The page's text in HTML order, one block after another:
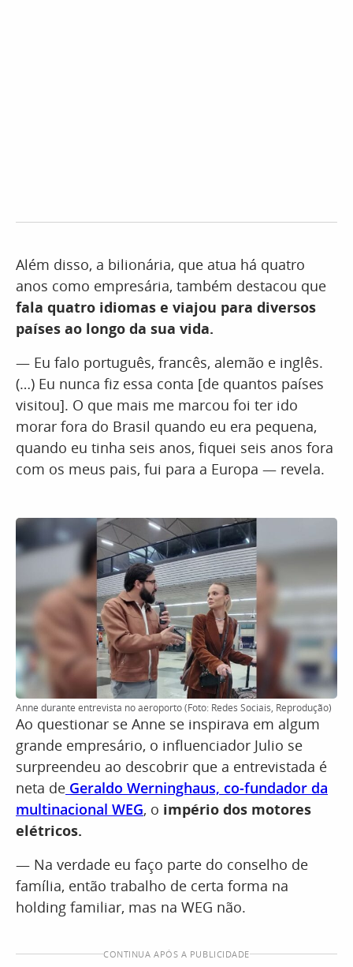
Além disso, a bilionária, que atua há quatro
anos como empresária, também destacou que
fala quatro idiomas e viajou para diversos
países ao longo da sua vida.
— Eu falo português, francês, alemão e inglês.
(…) Eu nunca fiz essa conta [de quantos países
visitou]. O que mais me marcou foi ter ido
morar fora do Brasil quando eu era pequena,
quando eu tinha seis anos, fiquei seis anos fora
com os meus pais, fui para a Europa — revela.
Anne durante entrevista no aeroporto (Foto: Redes Sociais, Reprodução)
Ao questionar se Anne se inspirava em algum
grande empresário, o influenciador Julio se
surpreendeu ao descobrir que a entrevistada é
neta de Geraldo Werninghaus, co-fundador da
multinacional WEG, o império dos motores
elétricos.
— Na verdade eu faço parte do conselho de
família, então trabalho de certa forma na
holding familiar, mas na WEG não.
CONTINUA APÓS A PUBLICIDADE